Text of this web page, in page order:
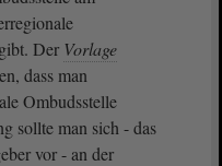
Der Vorlage
dass man
Ombudsstelle
sollte man sich - das
vor - an der